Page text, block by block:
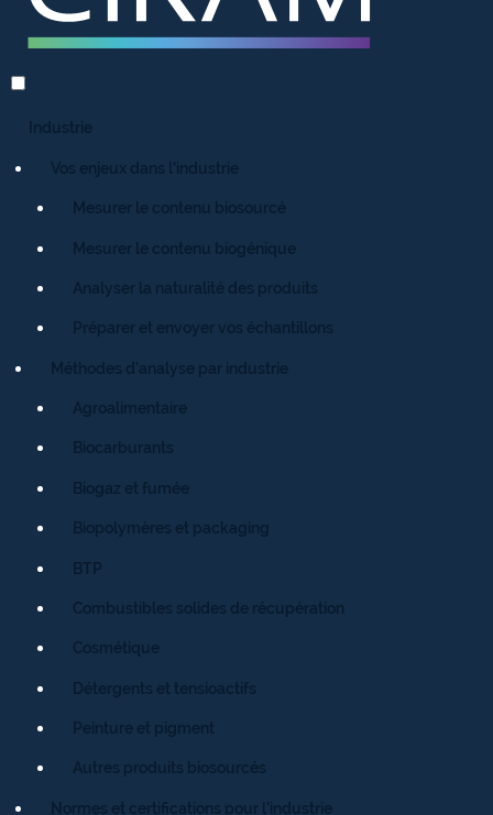
Industrie
Vos enjeux dans l’industrie
Mesurer le contenu biosourcé
Mesurer le contenu biogénique
Analyser la naturalité des produits
Préparer et envoyer vos échantillons
Méthodes d’analyse par industrie
Agroalimentaire
Biocarburants
Biogaz et fumée
Biopolymères et packaging
BTP
Combustibles solides de récupération
Cosmétique
Détergents et tensioactifs
Peinture et pigment
Autres produits biosourcés
Normes et certifications pour l’industrie